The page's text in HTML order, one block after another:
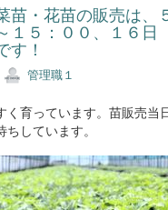
苗・花苗の販売は、
１５：００、１６日
す！
管理職１
く育っています。苗販売当
しています。